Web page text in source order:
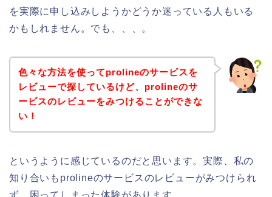
を実際に申し込みしようかどうか迷っている人もいる
かもしれません。でも、、、。
色々な方法を使ってprolineのサービスを
レビューで探しているけど、prolineのサ
ービスのレビューをみつけることができな
い！
というように感じているのだと思います。実際、私の
知り合いもprolineのサービスのレビューがみつけられ